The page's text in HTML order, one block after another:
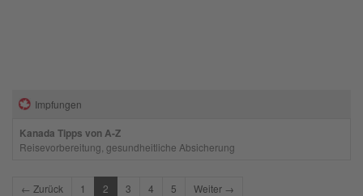
Impfungen
Kanada Tipps von A-Z
Reisevorbereitung, gesundheitliche Absicherung
← Zurück 1 2 3 4 5 Weiter →